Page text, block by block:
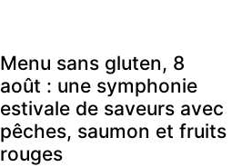
Menu sans gluten, 8
août : une symphonie
estivale de saveurs avec
pêches, saumon et fruits
rouges